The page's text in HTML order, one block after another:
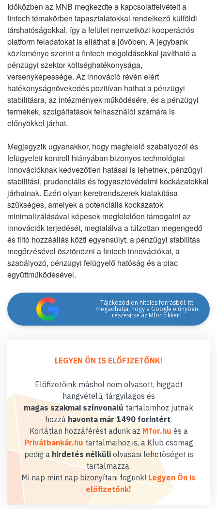
Időközben az MNB megkezdte a kapcsolatfelvételt a
fintech témakörben tapasztalatokkal rendelkező külföldi
társhatóságokkal, így a felület nemzetközi kooperációs
platform feladatokat is elláthat a jövőben. A jegybank
közleménye szerint a fintech megoldásokkal javítható a
pénzügyi szektor költséghatékonysága,
versenyképessége. Az innováció révén elért
hatékonyságnövekedés pozitívan hathat a pénzügyi
stabilitásra, az intézmények működésére, és a pénzügyi
termékek, szolgáltatások felhasználói számára is
előnyökkel járhat.
Megjegyzik ugyanakkor, hogy megfelelő szabályozói és
felügyeleti kontroll hiányában bizonyos technológiai
innovációknak kedvezőtlen hatásai is lehetnek, pénzügyi
stabilitási, prudenciális és fogyasztóvédelmi kockázatokkal
járhatnak. Ezért olyan keretrendszerek kialakítása
szükséges, amelyek a potenciális kockázatok
minimalizálásával képesek megfelelően támogatni az
innovációk terjedését, megtalálva a túlzottan megengedő
és tiltó hozzáállás közti egyensúlyt, a pénzügyi stabilitás
megőrzésével ösztönözni a fintech innovációkat, a
szabályozó, pénzügyi felügyelő hatóság és a piac
együttműködésével.
Tájékozódjon hiteles forrásból: itt
megadhatja, hogy a Google előnyben
részesítse az Mfor cikkeit!
LEGYEN ÖN IS ELŐFIZETŐNK!
Előfizetőink máshol nem olvasott, higgadt
hangvételű, tárgyilagos és
magas szakmai színvonalú tartalomhoz jutnak
hozzáhavonta már 1490 forintért.
Korlátlan hozzáférést adunk az Mfor.hu és a
Privátbankár.hu tartalmaihoz is, a Klub csomag
pedig a hirdetés nélküliolvasási lehetőséget is
tartalmazza.
Mi nap mint nap bizonyítani fogunk! Legyen Ön is
előfizetőnk!